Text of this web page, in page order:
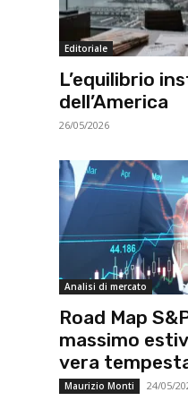
Editoriale
L’equilibrio
dell’America
26/05/2026
Analisi di mercato
Road Map
massimo
vera
Maurizio Monti 24/05/